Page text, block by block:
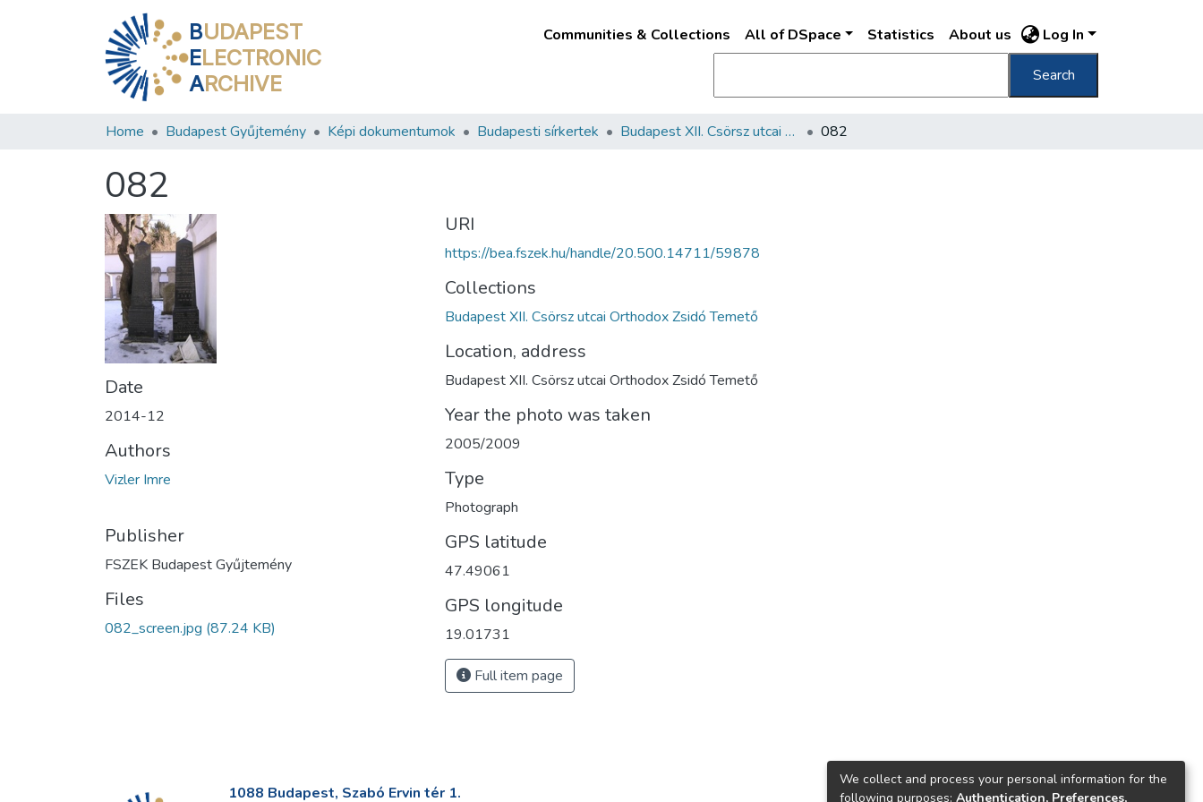
BUDAPEST
ELECTRONIC
ARCHIVE
Communities & Collections All of DSpace Statistics About us Log In
Search
Home Budapest Gyűjtemény Képi dokumentumok Budapesti sírkertek Budapest XII. Csörsz utcai Orthodox Zsidó Temető 082
082
Date
2014-12
Authors
Vizler Imre
Publisher
FSZEK Budapest Gyűjtemény
Files
082_screen.jpg (87.24 KB)
URI
https://bea.fszek.hu/handle/20.500.14711/59878
Collections
Budapest XII. Csörsz utcai Orthodox Zsidó Temető
Location, address
Budapest XII. Csörsz utcai Orthodox Zsidó Temető
Year the photo was taken
2005/2009
Type
Photograph
GPS latitude
47.49061
GPS longitude
19.01731
Full item page
1088 Budapest, Szabó Ervin tér 1.
We collect and process your personal information for the
following purposes: Authentication, Preferences,